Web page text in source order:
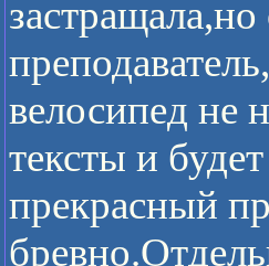
велосипед не
тексты и
прекрасный